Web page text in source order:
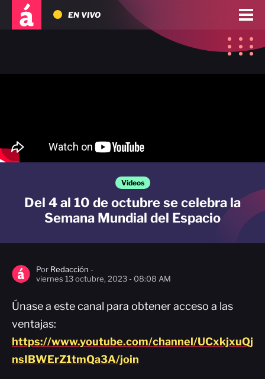
EN VIVO
Videos
Del 4 al 10 de octubre se celebra la
Semana Mundial del Espacio
Por Redacción -
viernes 13 octubre, 2023 - 08:08 AM
Únase a este canal para obtener acceso a las
ventajas:
https://www.youtube.com/channel/UCxkjxuQj
nsIBWErZ1tmQa3A/join